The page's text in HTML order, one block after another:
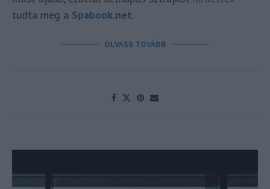
tudta meg a Spabook.net.
OLVASS TOVÁBB